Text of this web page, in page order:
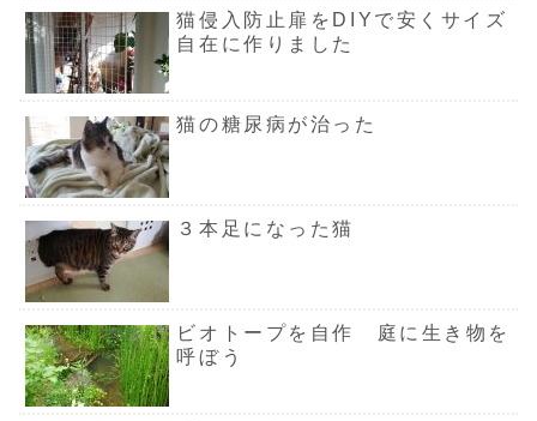
猫侵入防止扉をDIYで安くサイズ
自在に作りました
猫の糖尿病が治った
３本足になった猫
ビオトープを自作 庭に生き物を
呼ぼう